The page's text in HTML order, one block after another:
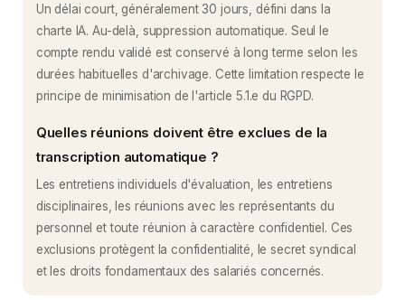
Un délai court, généralement 30 jours, défini dans la
charte IA. Au-delà, suppression automatique. Seul le
compte rendu validé est conservé à long terme selon les
durées habituelles d'archivage. Cette limitation respecte le
principe de minimisation de l'article 5.1.e du RGPD.
Quelles réunions doivent être exclues de la
transcription automatique ?
Les entretiens individuels d'évaluation, les entretiens
disciplinaires, les réunions avec les représentants du
personnel et toute réunion à caractère confidentiel. Ces
exclusions protègent la confidentialité, le secret syndical
et les droits fondamentaux des salariés concernés.